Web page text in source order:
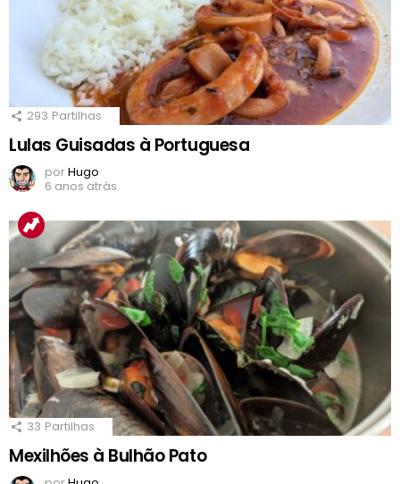
293 Partilhas
Lulas Guisadas à Portuguesa
porHugo
6 anos atrás
33 Partilhas
Mexilhões à Bulhão Pato